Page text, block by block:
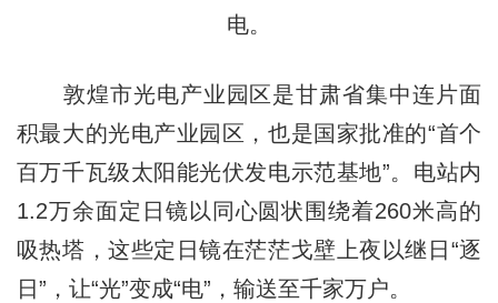
电。
敦煌市光电产业园区是甘肃省集中连片面
积最大的光电产业园区，也是国家批准的“首个
百万千瓦级太阳能光伏发电示范基地”。电站内
1.2万余面定日镜以同心圆状围绕着260米高的
吸热塔，这些定日镜在茫茫戈壁上夜以继日“逐
日”，让“光”变成“电”，输送至千家万户。